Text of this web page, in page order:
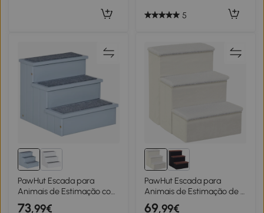
5
PawHut Escada para
Animais de Estimação com
3 Degraus Espaço de
73,99€
PawHut Escada para
Animais de Estimação de 3
Degraus Dobrável com
69,99€